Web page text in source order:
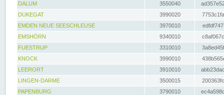
DALUM
3550040
DUKEGAT
3990020
EMDEN NEUE SEESCHLEUSE
3970010
EMSHÖRN
9340010
FUESTRUP
3310010
KNOCK
3990010
LEERORT
3910010
LINGEN-DARME
3500015
PAPENBURG
3790010